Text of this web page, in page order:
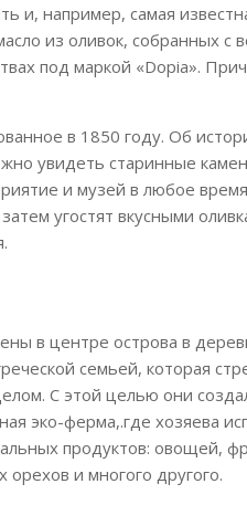
и, например, самая
из оливок, собранных с
под маркой «Dopia».
в 1850 году. Об
увидеть старинные
и музей в любое время
угостят вкусными
в центре острова в
семьей, которая
С этой целью они
эко-ферма,.где хозяева
продуктов: овощей,
орехов и многого другого.